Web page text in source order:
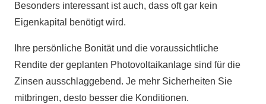
Besonders interessant ist auch, dass oft gar kein
Eigenkapital benötigt wird.
Ihre persönliche Bonität und die voraussichtliche
Rendite der geplanten Photovoltaikanlage sind für die
Zinsen ausschlaggebend. Je mehr Sicherheiten Sie
mitbringen, desto besser die Konditionen.